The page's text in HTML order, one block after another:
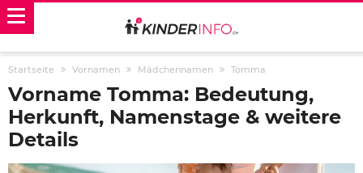
Startseite Vornamen Mädchennamen Tomma
Vorname Tomma: Bedeutung,
Herkunft, Namenstage & weitere
Details